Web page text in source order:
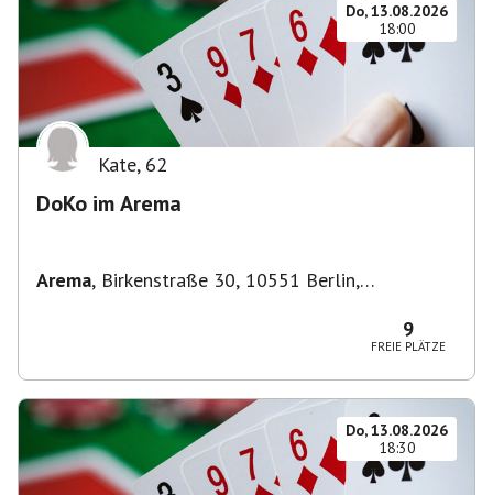
Do, 13.08.2026
18:00
Kate, 62
DoKo im Arema
Arema, Birkenstraße 30, 10551 Berlin,
9
FREIE PLÄTZE
Do, 13.08.2026
18:30